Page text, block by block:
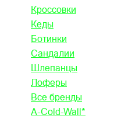
Кроссовки
Кеды
Ботинки
Сандалии
Шлепанцы
Лоферы
Все бренды
A-Cold-Wall*